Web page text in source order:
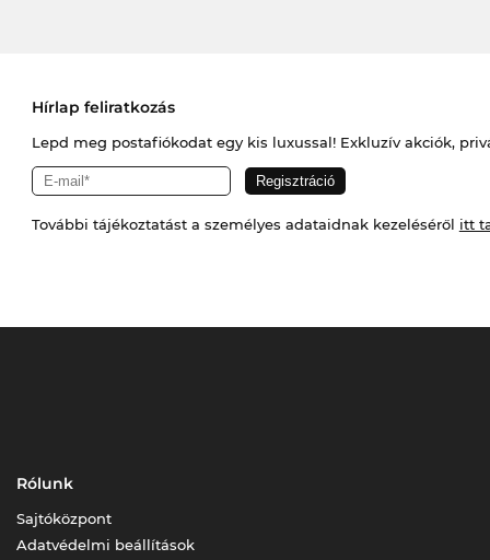
Hírlap feliratkozás
Lepd meg postafiókodat egy kis luxussal! Exkluzív akciók,
További tájékoztatást a személyes adataidnak kezeléséről itt
Rólunk
Sajtóközpont
Adatvédelmi beállítások